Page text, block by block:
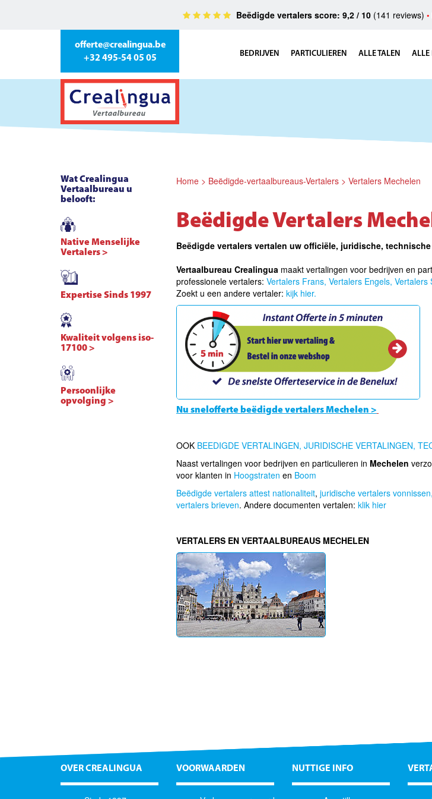
Beëdigde vertalers score: 9,2 / 10(141 reviews) •
offerte@crealingua.be
+32 495-54 05 05
BEDRIJVEN PARTICULIEREN ALLE TALEN ALLE
Wat Crealingua
Vertaalbureau u
belooft:
Native Menselijke
Vertalers >
Expertise Sinds 1997
Kwaliteit volgens iso-
17100 >
Persoonlijke
opvolging >
Home > Beëdigde-vertaalbureaus-Vertalers > Vertalers Mechelen
Beëdigde Vertalers
Beëdigde vertalers vertalen uw officiële, juridische,
Vertaalbureau Crealingua maakt vertalingen voor bedrijven en
professionele vertalers: Vertalers Frans, Vertalers Engels, Vertalers
Zoekt u een andere vertaler: kijk hier.
Nu snelofferte beëdigde vertalers Mechelen >
OOK BEEDIGDE VERTALINGEN, JURIDISCHE VERTALINGEN,
Naast vertalingen voor bedrijven en particulieren in Mechelen
voor klanten in Hoogstraten en Boom
Beëdigde vertalers attest nationaliteit, juridische vertalers vonnissen,
vertalers brieven. Andere documenten vertalen: klik hier
VERTALERS EN VERTAALBUREAUS MECHELEN
OVER CREALINGUA VOORWAARDEN NUTTIGE INFO